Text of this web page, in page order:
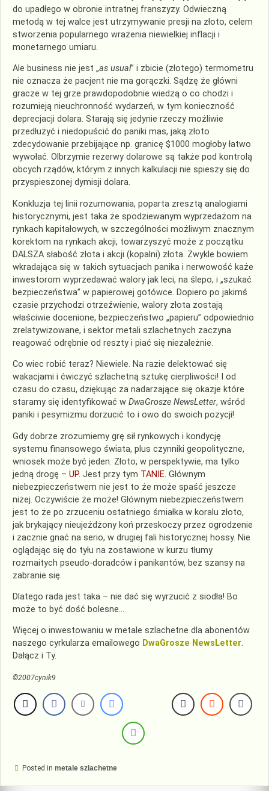
do upadłego w obronie intratnej franszyzy. Odwieczną
metodą w tej walce jest utrzymywanie presji na złoto, celem
stworzenia popularnego wrażenia niewielkiej inflacji i
monetarnego umiaru.
Ale business nie jest „as usual” i zbicie (złotego) termometru
nie oznacza że pacjent nie ma gorączki. Sądzę że główni
gracze w tej grze prawdopodobnie wiedzą o co chodzi i
rozumieją nieuchronność wydarzeń, w tym konieczność
deprecjacji dolara. Starają się jedynie rzeczy możliwie
przedłużyć i niedopuścić do paniki mas, jaką złoto
zdecydowanie przebijające np. granicę $1000 mogłoby łatwo
wywołać. Olbrzymie rezerwy dolarowe są także pod kontrolą
obcych rządów, którym z innych kalkulacji nie spieszy się do
przyspieszonej dymisji dolara.
Konkluzja tej linii rozumowania, poparta zresztą analogiami
historycznymi, jest taka że spodziewanym wyprzedażom na
rynkach kapitałowych, w szczególności możliwym znacznym
korektom na rynkach akcji, towarzyszyć może z początku
DALSZA słabość złota i akcji (kopalni) złota. Zwykle bowiem
wkradająca się w takich sytuacjach panika i nerwowość każe
inwestorom wyprzedawać walory jak leci, na ślepo, i „szukać
bezpieczeństwa” w papierowej gotówce. Dopiero po jakimś
czasie przychodzi otrzeźwienie, walory złota zostają
właściwie docenione, bezpieczeństwo „papieru” odpowiednio
zrelatywizowane, i sektor metali szlachetnych zaczyna
reagować odrębnie od reszty i piać się niezależnie.
Co wiec robić teraz? Niewiele. Na razie delektować się
wakacjami i ćwiczyć szlachetną sztukę cierpliwości! I od
czasu do czasu, dziękując za nadarzające się okazje które
staramy się identyfikować w DwaGrosze NewsLetter, wśród
paniki i pesymizmu dorzucić to i owo do swoich pozycji!
Gdy dobrze zrozumiemy grę sił rynkowych i kondycję
systemu finansowego świata, plus czynniki geopolityczne,
wniosek może być jeden. Złoto, w perspektywie, ma tylko
jedną drogę – UP. Jest przy tym TANIE. Głównym
niebezpieczeństwem nie jest to że może spaść jeszcze
niżej. Oczywiście że może! Głównym niebezpieczeństwem
jest to że po zrzuceniu ostatniego śmiałka w koralu złoto,
jak brykający nieujeżdżony koń przeskoczy przez ogrodzenie
i zacznie gnać na serio, w drugiej fali historycznej hossy. Nie
oglądając się do tyłu na zostawione w kurzu tłumy
rozmaitych pseudo-doradców i panikantów, bez szansy na
zabranie się.
Dlatego rada jest taka – nie dać się wyrzucić z siodła! Bo
może to być dość bolesne…
Więcej o inwestowaniu w metale szlachetne dla abonentów
naszego cyrkularza emailowego DwaGrosze NewsLetter.
Dałącz i Ty.
©2007cynik9
Posted in metale szlachetne